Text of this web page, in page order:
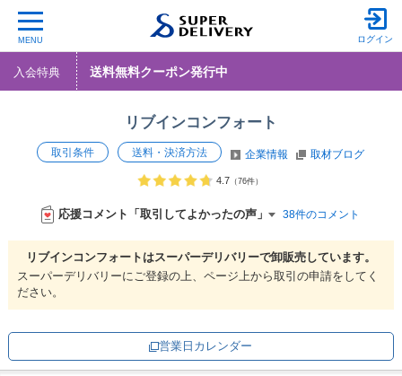
MENU ログイン
入会特典 送料無料クーポン発行中
リブインコンフォート
取引条件 送料・決済方法 企業情報 取材ブログ
4.7 （76件）
応援コメント「取引してよかったの声」 38件のコメント
リブインコンフォートはスーパーデリバリーで卸販売しています。
スーパーデリバリーにご登録の上、ページ上から取引の申請をしてく
ださい。
営業日カレンダー